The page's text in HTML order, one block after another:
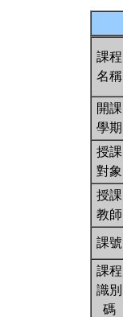
課程
名稱
開課
學期
授課
對象
授課
教師
課號
課程
識別
碼